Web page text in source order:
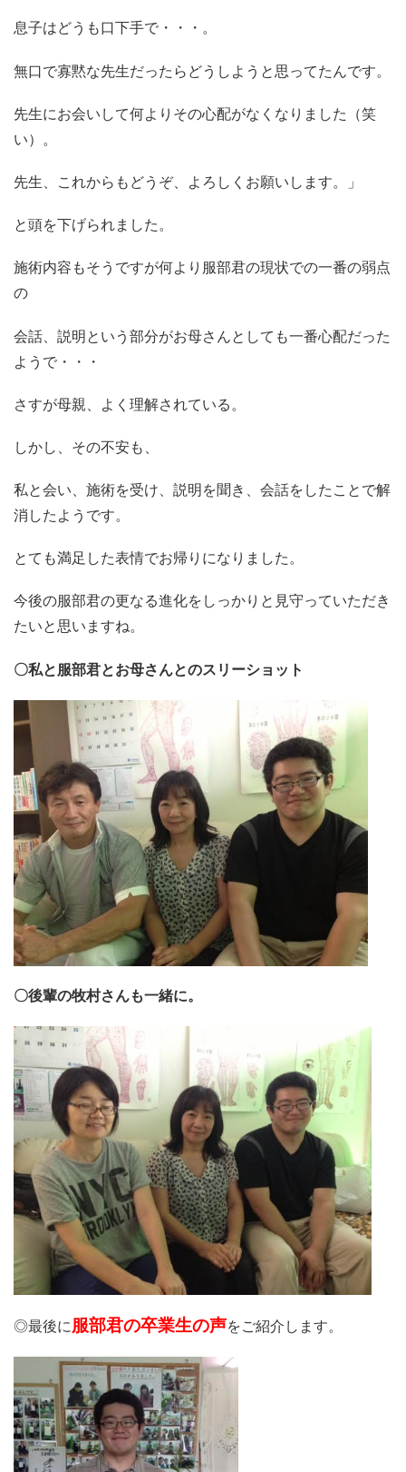
息子はどうも口下手で・・・。
無口で寡黙な先生だったらどうしようと思ってたんです。
先生にお会いして何よりその心配がなくなりました（笑
い）。
先生、これからもどうぞ、よろしくお願いします。」
と頭を下げられました。
施術内容もそうですが何より服部君の現状での一番の弱点
の
会話、説明という部分がお母さんとしても一番心配だった
ようで・・・
さすが母親、よく理解されている。
しかし、その不安も、
私と会い、施術を受け、説明を聞き、会話をしたことで解
消したようです。
とても満足した表情でお帰りになりました。
今後の服部君の更なる進化をしっかりと見守っていただき
たいと思いますね。
〇私と服部君とお母さんとのスリーショット
〇後輩の牧村さんも一緒に。
◎最後に 服部君の卒業生の声をご紹介します。